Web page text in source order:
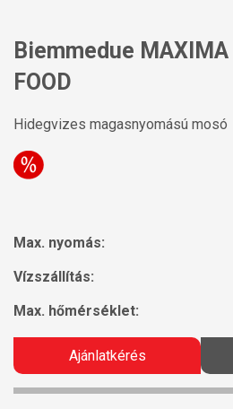
Biemmedue
FOOD
Hidegvizes magasnyomású mosó
Max. nyomás:
Vízszállítás:
Max. hőmérséklet:
Ajánlatkérés